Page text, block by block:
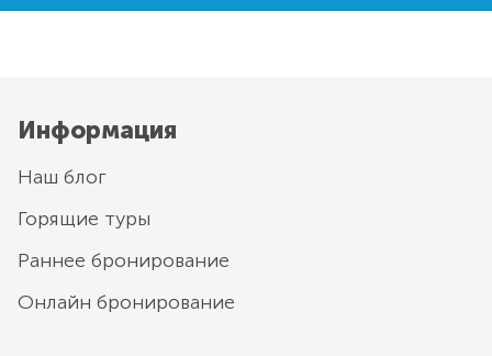
Информация
Наш блог
Горящие туры
Раннее бронирование
Онлайн бронирование